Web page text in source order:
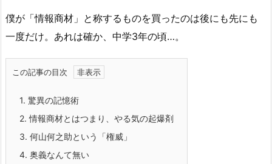
僕が「情報商材」と称するものを買ったのは後にも先にも
一度だけ。あれは確か、中学3年の頃…。
この記事の目次
1. 驚異の記憶術
2. 情報商材とはつまり、やる気の起爆剤
3. 何山何之助という「権威」
4. 奥義なんて無い